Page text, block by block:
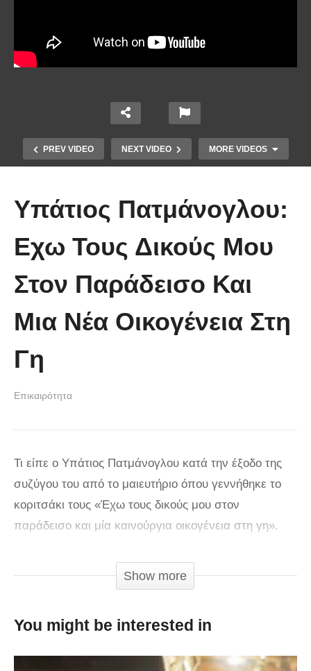
PREV VIDEO NEXT VIDEO MORE VIDEOS
πρώτη στιγμή και συγκίνησε το
νοηματική με ένα μικρό κορίτσι
Υπάτιος Πατμάνογλου:
Εχω Τους Δικούς Μου
Στον Παράδεισο Και
Μια Νέα Οικογένεια Στη
Γη
Επικαιρότητα
Τι είπε ο Υπάτιος Πατμάνογλου κατά την έξοδο της
συζύγου του από το μαιευτήριο όπου γεννήθηκε το
κοριτσάκι τους «Έχω τους δικούς μου στον
παράδεισο και μία καινούργια οικογένεια στη γη».
μαιευτήριο, όπου γεννήθηκε η κόρη τους, ο Υπάτιος
Πατμάνογλου. Μιλώντας στους δημοσιογράφους,
όμορφες αλλά το κυρίαρχο συναίσθημα που νιώθει
Show more
You might be interested in